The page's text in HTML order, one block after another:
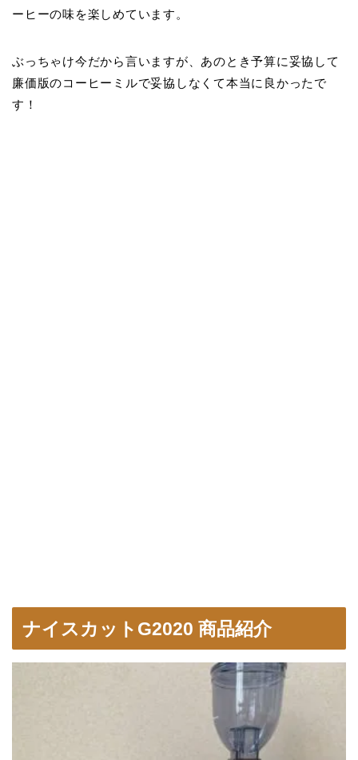
ーヒーの味を楽しめています。
ぶっちゃけ今だから言いますが、あのとき予算に妥協して
廉価版のコーヒーミルで妥協しなくて本当に良かったで
す！
ナイスカットG2020 商品紹介